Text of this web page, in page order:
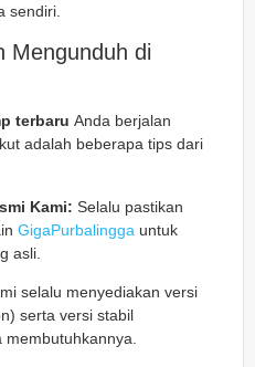
sendiri.
Mengunduh di
terbaru Anda berjalan
adalah beberapa tips dari
Kami: Selalu pastikan
GigaPurbalingga untuk
asli.
selalu menyediakan versi
serta versi stabil